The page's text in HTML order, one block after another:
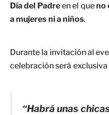
Día del Padreen el queno
a mujeres ni a niños.
Durante la invitación al
celebración será
“Habrá unas